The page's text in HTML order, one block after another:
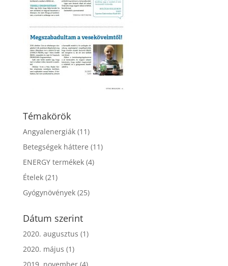
Témakörök
Angyalenergiák(11)
Betegségek háttere (11)
ENERGY termékek(4)
Ételek(21)
Gyógynövények(25)
Dátum szerint
2020. augusztus (1)
2020. május (1)